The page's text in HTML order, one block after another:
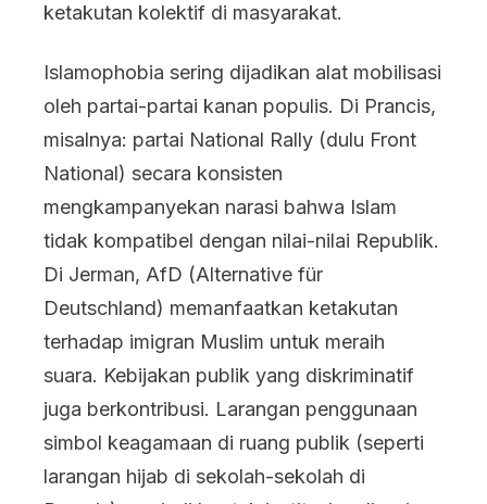
ketakutan kolektif di masyarakat.
Islamophobia sering dijadikan alat mobilisasi
oleh partai-partai kanan populis. Di Prancis,
misalnya: partai National Rally (dulu Front
National) secara konsisten
mengkampanyekan narasi bahwa Islam
tidak kompatibel dengan nilai-nilai Republik.
Di Jerman, AfD (Alternative für
Deutschland) memanfaatkan ketakutan
terhadap imigran Muslim untuk meraih
suara. Kebijakan publik yang diskriminatif
juga berkontribusi. Larangan penggunaan
simbol keagamaan di ruang publik (seperti
larangan hijab di sekolah-sekolah di